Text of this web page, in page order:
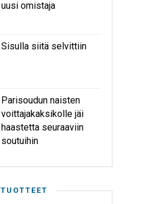
uusi omistaja
Sisulla siitä selvittiin
Parisoudun naisten
voittajakaksikolle jäi
haastetta seuraaviin
soutuihin
TUOTTEET